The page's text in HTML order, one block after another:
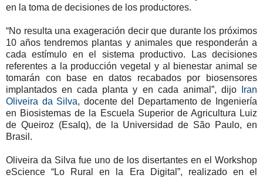
en la toma de decisiones de los productores.
“No resulta una exageración decir que durante los próximos
10 años tendremos plantas y animales que responderán a
cada estímulo en el sistema productivo. Las decisiones
referentes a la producción vegetal y al bienestar animal se
tomarán con base en datos recabados por biosensores
implantados en cada planta y en cada animal”, dijo
Iran
Oliveira da Silva, docente del Departamento de Ingeniería
en Biosistemas de la Escuela Superior de Agricultura Luiz
de Queiroz (Esalq), de la Universidad de São Paulo, en
Brasil.
Oliveira da Silva fue uno de los disertantes en el Workshop
eScience “Lo Rural en la Era Digital”, realizado en el